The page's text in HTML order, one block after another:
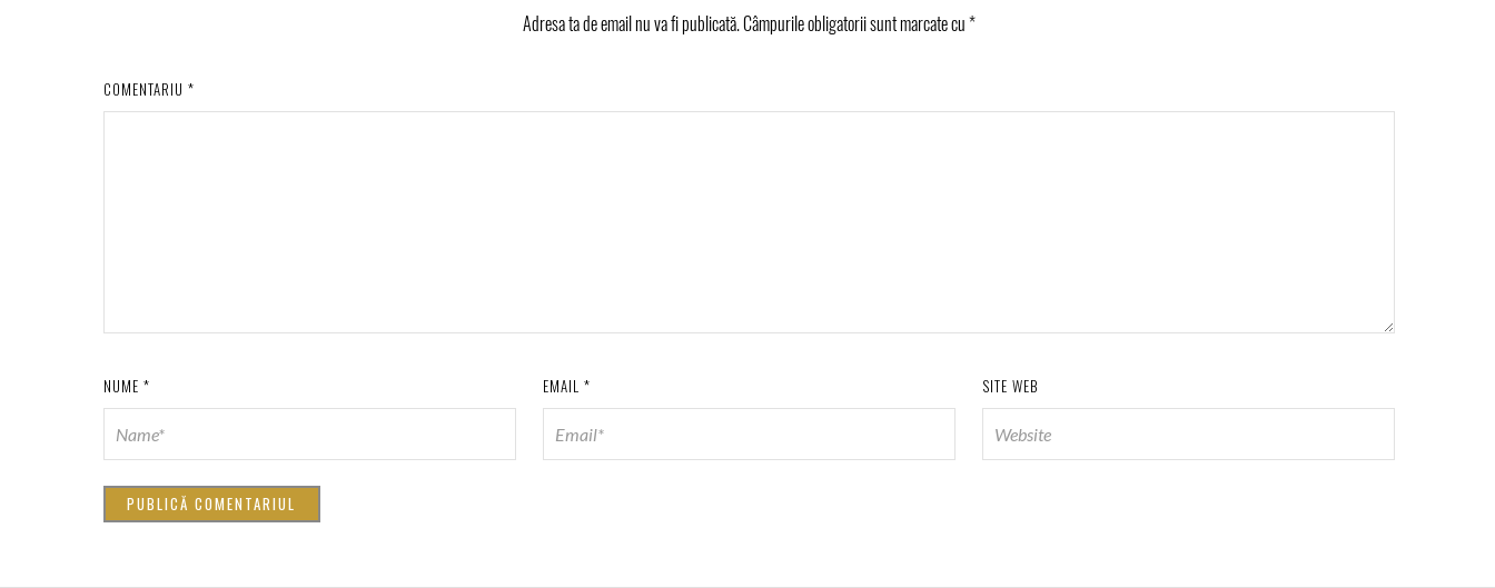
Adresa ta de email nu va fi publicată.Câmpurile obligatorii sunt marcate cu*
COMENTARIU *
NUME * EMAIL * SITE WEB